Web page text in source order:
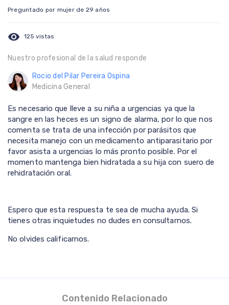
Preguntado por mujer de 29 años
visibility 125 vistas
Nuestro profesional de la salud responde
Rocio del Pilar Pereira Ospina
Medicina General
Es necesario que lleve a su niña a urgencias ya que la
sangre en las heces es un signo de alarma, por lo que nos
comenta se trata de una infección por parásitos que
necesita manejo con un medicamento antiparasitario por
favor asista a urgencias lo más pronto posible. Por el
momento mantenga bien hidratada a su hija con suero de
rehidratación oral.
Espero que esta respuesta te sea de mucha ayuda. Si
tienes otras inquietudes no dudes en consultarnos.
No olvides calificarnos.
Contenido Relacionado